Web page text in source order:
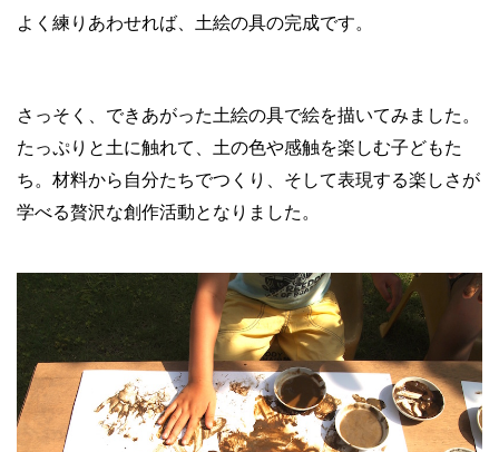
よく練りあわせれば、土絵の具の完成です。
さっそく、できあがった土絵の具で絵を描いてみました。
たっぷりと土に触れて、土の色や感触を楽しむ子どもた
ち。材料から自分たちでつくり、そして表現する楽しさが
学べる贅沢な創作活動となりました。